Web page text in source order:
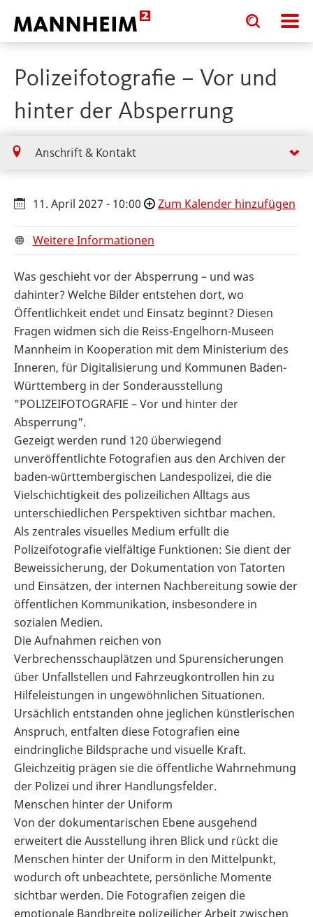
Toggle
search
input
Toggle
search
input
Polizeifotografie – Vor und
hinter der Absperrung
Anschrift & Kontakt
11. April 2027 - 10:00 Zum Kalender hinzufügen
Weitere Informationen
Was geschieht vor der Absperrung – und was
dahinter? Welche Bilder entstehen dort, wo
Öffentlichkeit endet und Einsatz beginnt? Diesen
Fragen widmen sich die Reiss-Engelhorn-Museen
Mannheim in Kooperation mit dem Ministerium des
Inneren, für Digitalisierung und Kommunen Baden-
Württemberg in der Sonderausstellung
"POLIZEIFOTOGRAFIE – Vor und hinter der
Absperrung".
Gezeigt werden rund 120 überwiegend
unveröffentlichte Fotografien aus den Archiven der
baden-württembergischen Landespolizei, die die
Vielschichtigkeit des polizeilichen Alltags aus
unterschiedlichen Perspektiven sichtbar machen.
Als zentrales visuelles Medium erfüllt die
Polizeifotografie vielfältige Funktionen: Sie dient der
Beweissicherung, der Dokumentation von Tatorten
und Einsätzen, der internen Nachbereitung sowie der
öffentlichen Kommunikation, insbesondere in
sozialen Medien.
Die Aufnahmen reichen von
Verbrechensschauplätzen und Spurensicherungen
über Unfallstellen und Fahrzeugkontrollen hin zu
Hilfeleistungen in ungewöhnlichen Situationen.
Ursächlich entstanden ohne jeglichen künstlerischen
Anspruch, entfalten diese Fotografien eine
eindringliche Bildsprache und visuelle Kraft.
Gleichzeitig prägen sie die öffentliche Wahrnehmung
der Polizei und ihrer Handlungsfelder.
Menschen hinter der Uniform
Von der dokumentarischen Ebene ausgehend
erweitert die Ausstellung ihren Blick und rückt die
Menschen hinter der Uniform in den Mittelpunkt,
wodurch oft unbeachtete, persönliche Momente
sichtbar werden. Die Fotografien zeigen die
emotionale Bandbreite polizeilicher Arbeit zwischen